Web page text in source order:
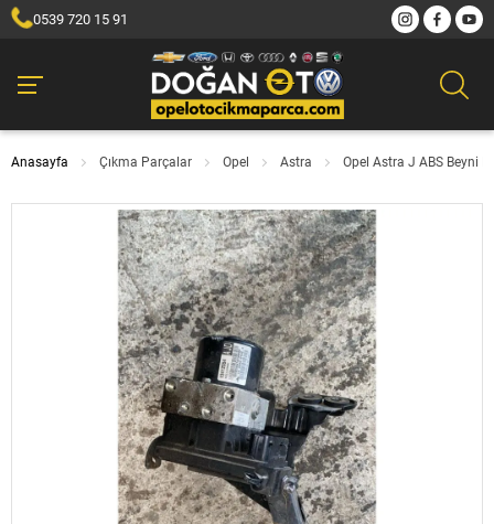
0539 720 15 91
Anasayfa Çıkma Parçalar Opel Astra Opel Astra J ABS Beyni